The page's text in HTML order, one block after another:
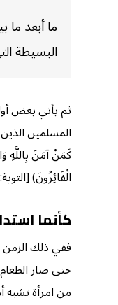
ما أبعد ما
البسيطة
ثم يأتي بعض
المسلمين
كَمَنْ آمَنَ بِاللَّهِ
الْفَائِزُونَ) [التوبة: ١٩-٢٠].
كأنما
ففي ذلك الزمن
حتى صار
من امرأة تشبه